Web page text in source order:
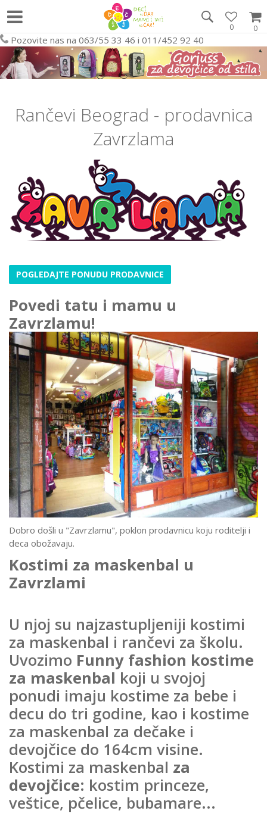
0
0
Pozovite nas na 063/55 33 46 i 011/452 92 40
Rančevi Beograd - prodavnica
Zavrzlama
POGLEDAJTE PONUDU PRODAVNICE
Povedi tatu i mamu u
Zavrzlamu!
Dobro došli u "Zavrzlamu", poklon prodavnicu koju roditelji i
deca obožavaju.
Kostimi za maskenbal u
Zavrzlami
U njoj su najzastupljeniji kostimi
za maskenbal i rančevi za školu.
Uvozimo Funny fashion kostime
za maskenbal koji u svojoj
ponudi imaju kostime za bebe i
decu do tri godine, kao i kostime
za maskenbal za dečake i
devojčice do 164cm visine.
Kostimi za maskenbal za
devojčice: kostim princeze,
veštice, pčelice, bubamare...